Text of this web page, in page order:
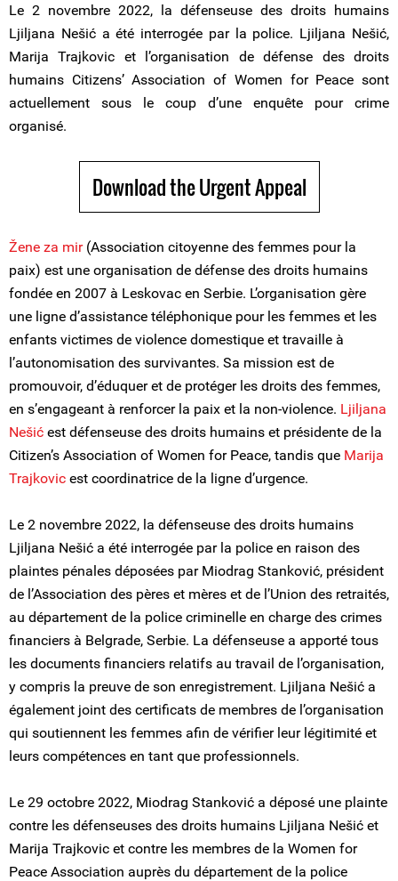
Le 2 novembre 2022, la défenseuse des droits humains
Ljiljana Nešić a été interrogée par la police. Ljiljana Nešić,
Marija Trajkovic et l’organisation de défense des droits
humains Citizens’ Association of Women for Peace sont
actuellement sous le coup d’une enquête pour crime
organisé.
Download the Urgent Appeal
Žene za mir(Association citoyenne des femmes pour la
paix) est une organisation de défense des droits humains
fondée en 2007 à Leskovac en Serbie. L’organisation gère
une ligne d’assistance téléphonique pour les femmes et les
enfants victimes de violence domestique et travaille à
l’autonomisation des survivantes. Sa mission est de
promouvoir, d’éduquer et de protéger les droits des femmes,
en s’engageant à renforcer la paix et la non-violence. Ljiljana
Nešić est défenseuse des droits humains et présidente de la
Citizen’s Association of Women for Peace, tandis que Marija
Trajkovic est coordinatrice de la ligne d’urgence.
Le 2 novembre 2022, la défenseuse des droits humains
Ljiljana Nešić a été interrogée par la police en raison des
plaintes pénales déposées par Miodrag Stanković, président
de l’Association des pères et mères et de l’Union des retraités,
au département de la police criminelle en charge des crimes
financiers à Belgrade, Serbie. La défenseuse a apporté tous
les documents financiers relatifs au travail de l’organisation,
y compris la preuve de son enregistrement. Ljiljana Nešić a
également joint des certificats de membres de l’organisation
qui soutiennent les femmes afin de vérifier leur légitimité et
leurs compétences en tant que professionnels.
Le 29 octobre 2022, Miodrag Stanković a déposé une plainte
contre les défenseuses des droits humains Ljiljana Nešić et
Marija Trajkovic et contre les membres de la Women for
Peace Association auprès du département de la police